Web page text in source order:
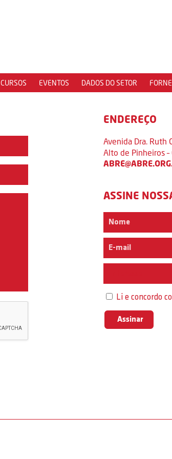
CURSOS EVENTOS DADOS DO SETOR
ENDEREÇO
Avenida Dra. Ruth
Alto de Pinheiros
ASSINE
Li e concordo